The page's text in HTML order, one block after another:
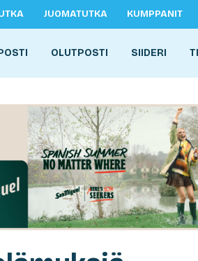
JUOMATUTKA KUMPPANIT
OLUTPOSTI SIIDERI